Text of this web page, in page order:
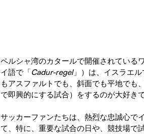
ペルシャ湾のカタールで開催されている
イ語で「Cadur-regel」）は、イスラエ
もアスファルトでも、斜面でも平地でも
で即興的にする試合）をするのが大好き
サッカーファンたちは、熱烈な忠誠心で
て、特に、重要な試合の日や、競技場で